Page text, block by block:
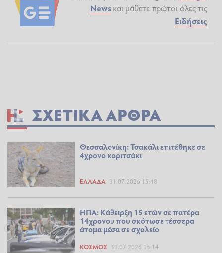
News και μάθετε πρώτοι όλες τις
Ειδήσεις
ΣΧΕΤΙΚΆ ΆΡΘΡΑ
Θεσσαλονίκη: Τσακάλι επιτέθηκε σε
4χρονο κοριτσάκι
ΕΛΛΆΔΑ 31.07.2026 15:48
ΗΠΑ: Κάθειρξη 15 ετών σε πατέρα
14χρονου που σκότωσε τέσσερα
άτομα μέσα σε σχολείο
ΚΌΣΜΟΣ 31.07.2026 15:14